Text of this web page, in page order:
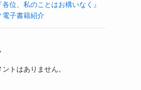
各位、私のことはお構いなく』
電子書籍紹介
トはありません。